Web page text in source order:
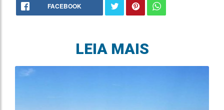
FACEBOOK
LEIA MAIS